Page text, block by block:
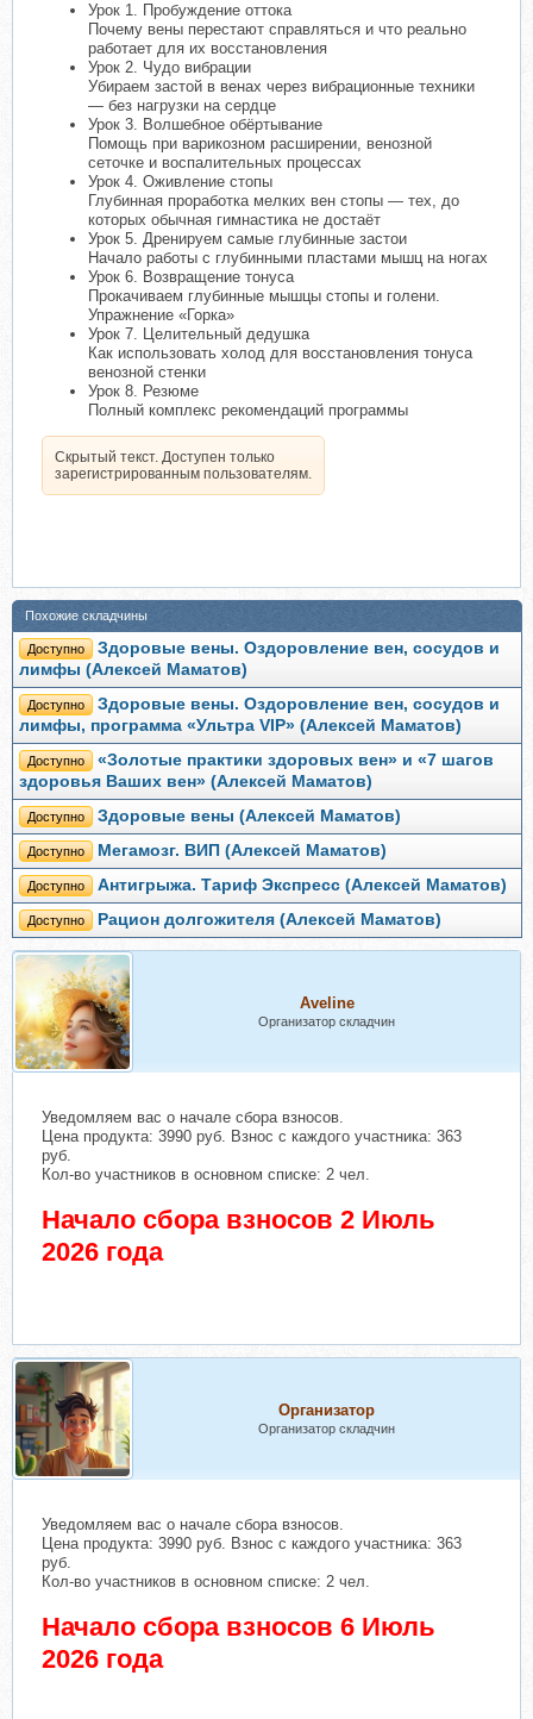
Урок 1. Пробуждение оттока
Почему вены перестают справляться и что реально
работает для их восстановления
Урок 2. Чудо вибрации
Убираем застой в венах через вибрационные техники
— без нагрузки на сердце
Урок 3. Волшебное обёртывание
Помощь при варикозном расширении, венозной
сеточке и воспалительных процессах
Урок 4. Оживление стопы
Глубинная проработка мелких вен стопы — тех, до
которых обычная гимнастика не достаёт
Урок 5. Дренируем самые глубинные застои
Начало работы с глубинными пластами мышц на ногах
Урок 6. Возвращение тонуса
Прокачиваем глубинные мышцы стопы и голени.
Упражнение «Горка»
Урок 7. Целительный дедушка
Как использовать холод для восстановления тонуса
венозной стенки
Урок 8. Резюме
Полный комплекс рекомендаций программы
Скрытый текст. Доступен только
зарегистрированным пользователям.
Похожие складчины
Доступно
Здоровые вены. Оздоровление вен, сосудов и
лимфы (Алексей Маматов)
Доступно
Здоровые вены. Оздоровление вен, сосудов и
лимфы, программа «Ультра VIP» (Алексей Маматов)
Доступно
«Золотые практики здоровых вен» и «7 шагов
здоровья Ваших вен» (Алексей Маматов)
Доступно Здоровые вены (Алексей Маматов)
Доступно Мегамозг. ВИП (Алексей Маматов)
Доступно Антигрыжа. Тариф Экспресс (Алексей Маматов)
Доступно Рацион долгожителя (Алексей Маматов)
Aveline
Организатор складчин
Уведомляем вас о начале сбора взносов.
Цена продукта: 3990 руб. Взнос с каждого участника: 363
руб.
Кол-во участников в основном списке: 2 чел.
Начало сбора взносов 2 Июль
2026 года
Организатор
Организатор складчин
Уведомляем вас о начале сбора взносов.
Цена продукта: 3990 руб. Взнос с каждого участника: 363
руб.
Кол-во участников в основном списке: 2 чел.
Начало сбора взносов 6 Июль
2026 года